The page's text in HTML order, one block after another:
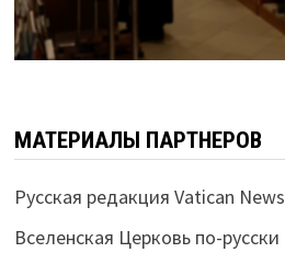
МАТЕРИАЛЫ ПАРТНЕРОВ
Русская редакция Vatican News
Вселенская Церковь по-русски